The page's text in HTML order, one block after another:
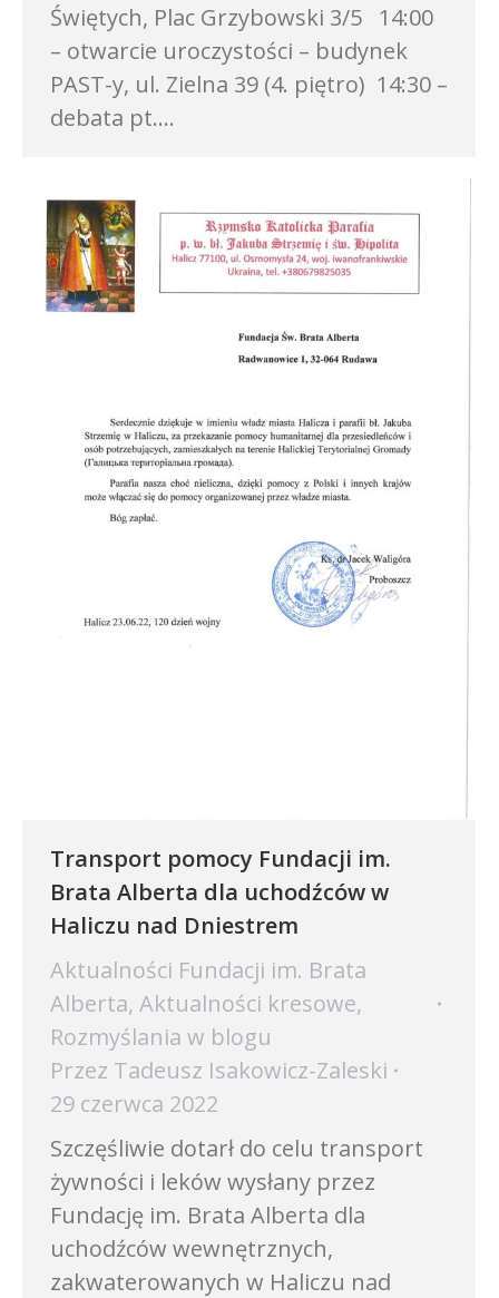
Świętych, Plac Grzybowski 3/5 14:00
– otwarcie uroczystości – budynek
PAST-y, ul. Zielna 39 (4. piętro) 14:30 –
debata pt.…
Transport pomocy Fundacji im.
Brata Alberta dla uchodźców w
Haliczu nad Dniestrem
Aktualności Fundacji im. Brata
Alberta, Aktualności kresowe,
Rozmyślania w blogu
Przez Tadeusz Isakowicz-Zaleski
29 czerwca 2022
Szczęśliwie dotarł do celu transport
żywności i leków wysłany przez
Fundację im. Brata Alberta dla
uchodźców wewnętrznych,
zakwaterowanych w Haliczu nad